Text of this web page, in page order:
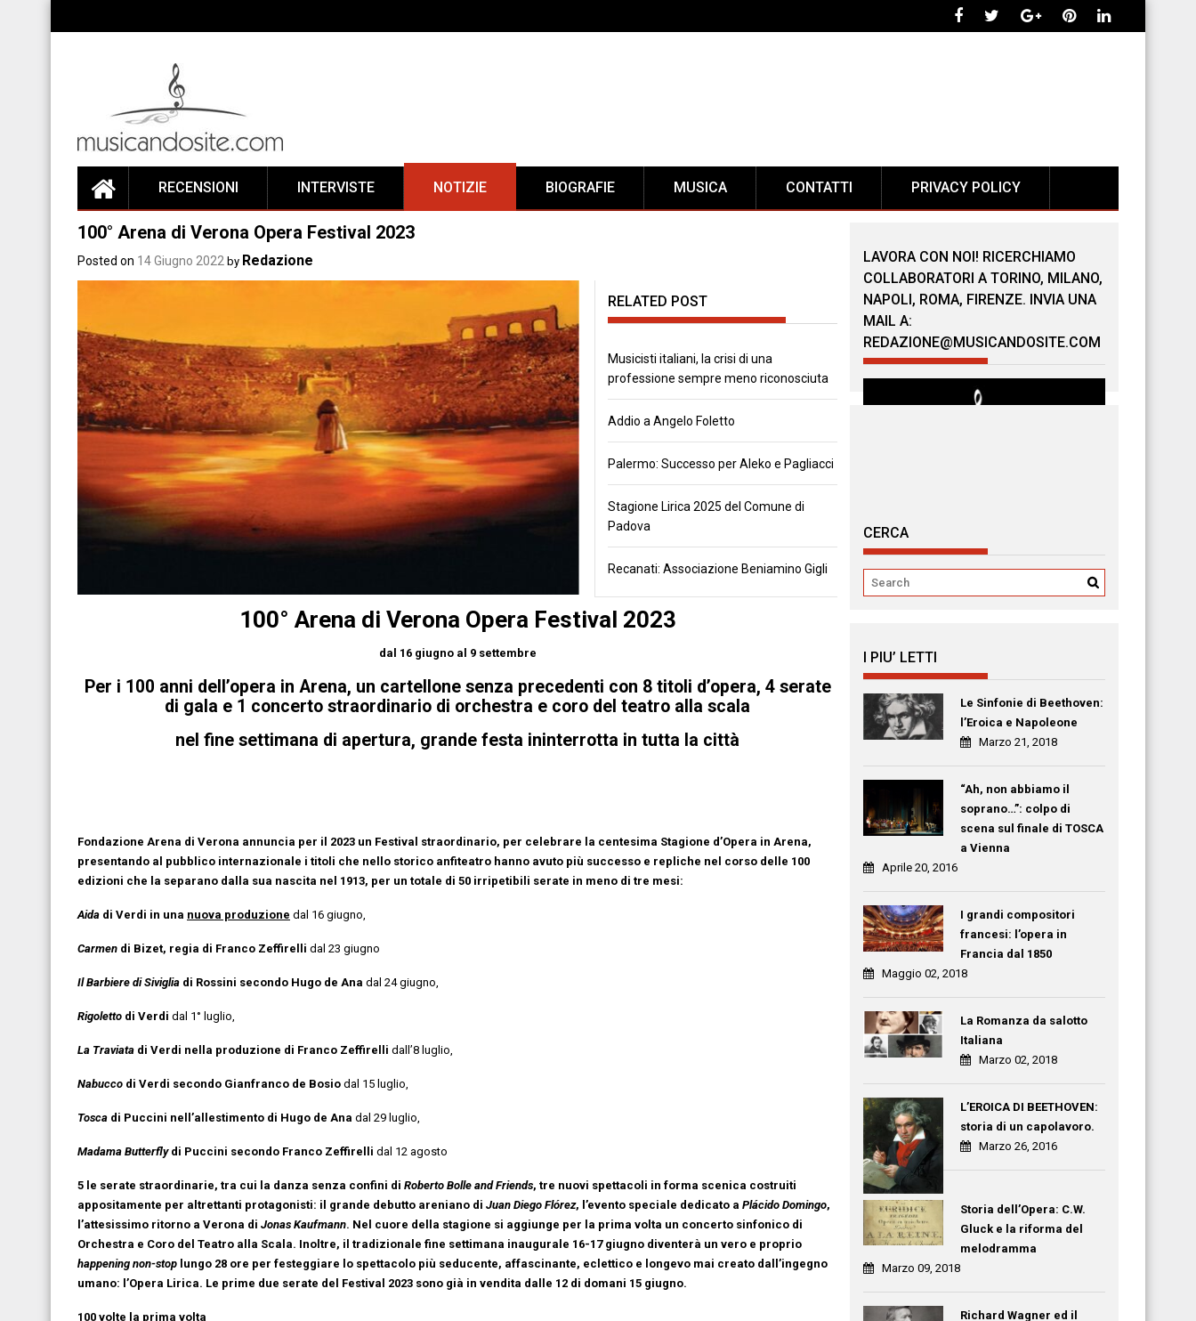
RECENSIONI INTERVISTE NOTIZIE BIOGRAFIE MUSICA CONTATTI PRIVACY POLICY
100° Arena di Verona Opera Festival 2023
Posted on 14 Giugno 2022 by Redazione
RELATED POST
Musicisti italiani, la crisi di una
professione sempre meno riconosciuta
Addio a Angelo Foletto
Palermo: Successo per Aleko e Pagliacci
Stagione Lirica 2025 del Comune di
Padova
Recanati: Associazione Beniamino Gigli
100° Arena di Verona Opera Festival 2023
dal 16 giugno al 9 settembre
Per i 100 anni dell’opera in Arena, un cartellone senza precedenti con 8 titoli d’opera, 4 serate
di gala e 1 concerto straordinario di orchestra e coro del teatro alla scala
nel fine settimana di apertura, grande festa ininterrotta in tutta la città
Fondazione Arena di Verona annuncia per il 2023 un Festival straordinario, per celebrare la centesima Stagione d’Opera in Arena,
presentando al pubblico internazionale i titoli che nello storico anfiteatro hanno avuto più successo e repliche nel corso delle 100
edizioni che la separano dalla sua nascita nel 1913, per un totale di 50 irripetibili serate in meno di tre mesi:
Aida di Verdi in una nuova produzione dal 16 giugno,
Carmen di Bizet, regia di Franco Zeffirelli dal 23 giugno
Il Barbiere di Siviglia di Rossini secondo Hugo de Ana dal 24 giugno,
Rigoletto di Verdi dal 1° luglio,
La Traviata di Verdi nella produzione di Franco Zeffirelli dall’8 luglio,
Nabucco di Verdi secondo Gianfranco de Bosio dal 15 luglio,
Tosca di Puccini nell’allestimento di Hugo de Ana dal 29 luglio,
Madama Butterflydi Puccini secondo Franco Zeffirelli dal 12 agosto
5 le serate straordinarie, tra cui la danza senza confini di Roberto Bolle and Friends, tre nuovi spettacoli in forma scenica costruiti
appositamente per altrettanti protagonisti: il grande debutto areniano di Juan Diego Flórez, l’evento speciale dedicato a Plácido Domingo,
l’attesissimo ritorno a Verona di Jonas Kaufmann. Nel cuore della stagione si aggiunge per la prima volta un concerto sinfonico di
Orchestra e Coro del Teatro alla Scala. Inoltre, il tradizionale fine settimana inaugurale 16-17 giugno diventerà un vero e proprio
happening non-stop lungo 28 ore per festeggiare lo spettacolo più seducente, affascinante, eclettico e longevo mai creato dall’ingegno
umano: l’Opera Lirica. Le prime due serate del Festival 2023 sono già in vendita dalle 12 di domani 15 giugno.
100 volte la prima volta
LAVORA CON NOI! RICERCHIAMO
COLLABORATORI A TORINO, MILANO,
NAPOLI, ROMA, FIRENZE. INVIA UNA
MAIL A:
REDAZIONE@MUSICANDOSITE.COM
CERCA
I PIU’ LETTI
Le Sinfonie di Beethoven:
l’Eroica e Napoleone
Marzo 21, 2018
“Ah, non abbiamo il
soprano…”: colpo di
scena sul finale di TOSCA
a Vienna
Aprile 20, 2016
I grandi compositori
francesi: l’opera in
Francia dal 1850
Maggio 02, 2018
La Romanza da salotto
Italiana
Marzo 02, 2018
L’EROICA DI BEETHOVEN:
storia di un capolavoro.
Marzo 26, 2016
Storia dell’Opera: C.W.
Gluck e la riforma del
melodramma
Marzo 09, 2018
Richard Wagner ed il